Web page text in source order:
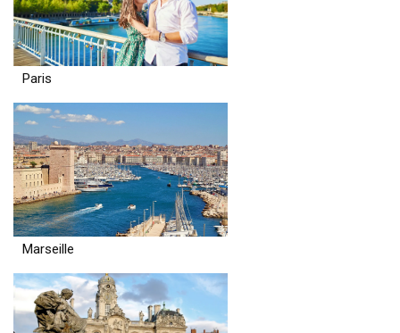
Paris
Marseille